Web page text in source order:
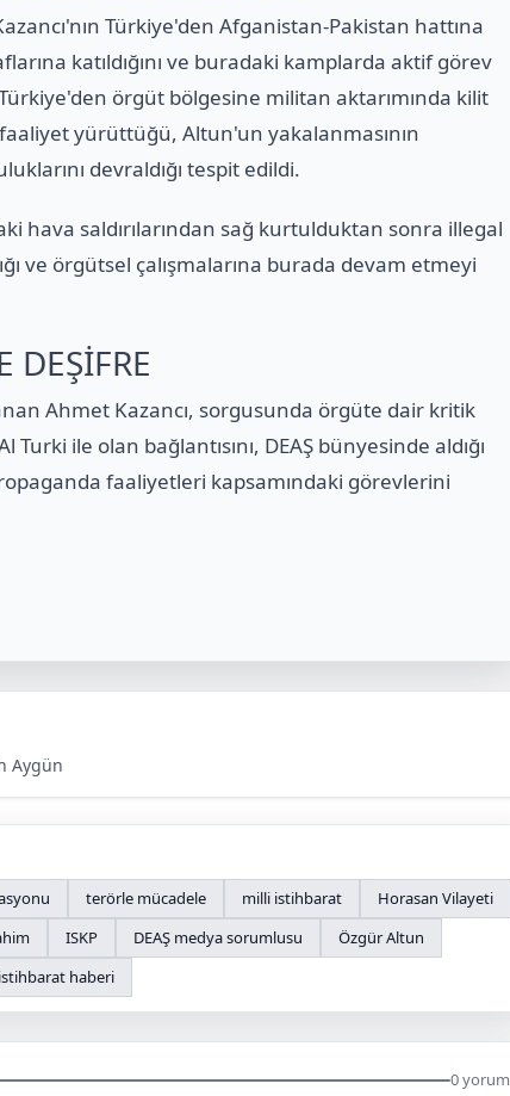
Türkiye'den Afganistan-Pakistan hattına
katıldığını ve buradaki kamplarda aktif görev
Türkiye'den örgüt bölgesine militan aktarımında kilit
yürüttüğü, Altun'un yakalanmasının
devraldığı tespit edildi.
hava saldırılarından sağ kurtulduktan sonra illegal
ve örgütsel çalışmalarına burada devam etmeyi
DEŞİFRE
Ahmet Kazancı, sorgusunda örgüte dair kritik
ile olan bağlantısını, DEAŞ bünyesinde aldığı
faaliyetleri kapsamındaki görevlerini
Aygün
terörle mücadele milli istihbarat
Horasan Vilayeti
ISKP DEAŞ medya sorumlusu
Özgür Altun
istihbarat haberi
0 yorum